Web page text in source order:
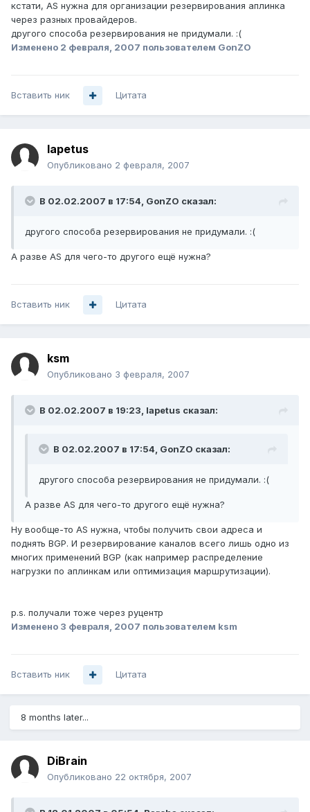
кстати, AS нужна для организации резервирования аплинка
через разных провайдеров.
другого способа резервирования не придумали. :(
Изменено 2 февраля, 2007 пользователем GonZO
Вставить ник Цитата
Iapetus
Опубликовано 2 февраля, 2007
В 02.02.2007 в 17:54, GonZO сказал:
другого способа резервирования не придумали. :(
А разве AS для чего-то другого ещё нужна?
Вставить ник Цитата
ksm
Опубликовано 3 февраля, 2007
В 02.02.2007 в 19:23, Iapetus сказал:
В 02.02.2007 в 17:54, GonZO сказал:
другого способа резервирования не придумали. :(
А разве AS для чего-то другого ещё нужна?
Ну вообще-то AS нужна, чтобы получить свои адреса и
поднять BGP. И резервирование каналов всего лишь одно из
многих применений BGP (как например распределение
нагрузки по аплинкам или оптимизация маршрутизации).
p.s. получали тоже через руцентр
Изменено 3 февраля, 2007 пользователем ksm
Вставить ник Цитата
8 months later...
DiBrain
Опубликовано 22 октября, 2007